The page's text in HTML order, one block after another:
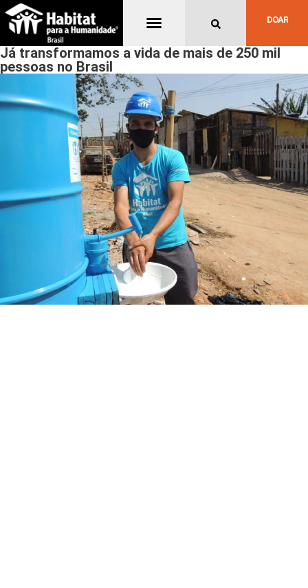
DOAR
Já transformamos a vida de mais de 250 mil
pessoas no Brasil